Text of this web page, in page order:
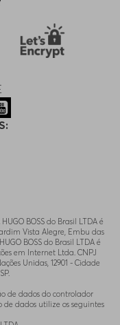
BOSS do Brasil LTDA é
Vista Alegre, Embu das
BOSS do Brasil LTDA é
em Internet Ltda. CNPJ
Unidas, 12901 - Cidade
de dados do controlador
dados utilize os seguintes